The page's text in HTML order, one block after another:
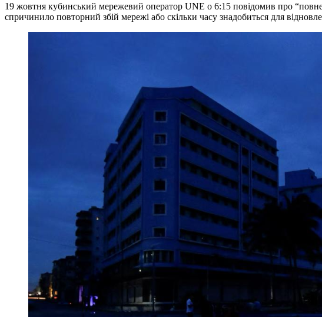
19 жовтня кубинський мережевий оператор UNE о 6:15 повідомив про
спричинило повторний збій мережі або скільки часу знадобиться для